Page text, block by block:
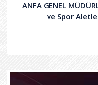
ANFA GENEL
ve Spor